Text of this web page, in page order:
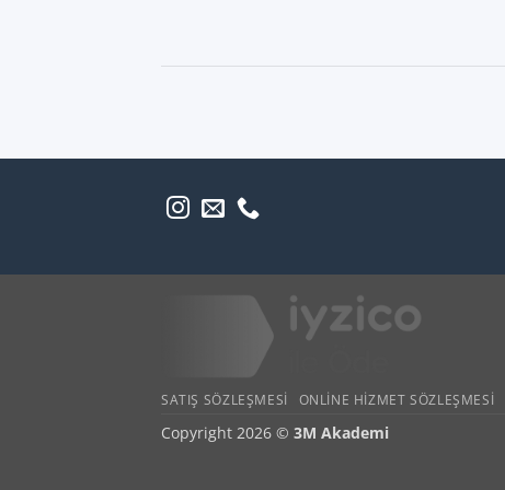
SATIŞ SÖZLEŞMESI ONLINE HIZMET SÖZLEŞMESI
Copyright 2026 © 3M Akademi